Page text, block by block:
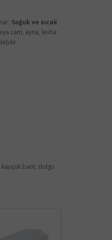
Soğuk ve sıcak
cam, ayna, levha
bant, dolgu